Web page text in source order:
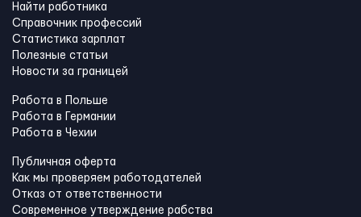
Найти работника
Справочник профессий
Статистика зарплат
Полезные статьи
Новости за границей
Работа в Польше
Работа в Германии
Работа в Чехии
Публичная оферта
Как мы проверяем работодателей
Отказ от ответственности
Современное утверждение рабства